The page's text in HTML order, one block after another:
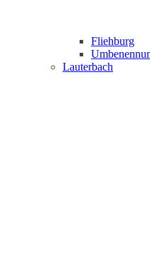
Fliehburg
Lauterbach